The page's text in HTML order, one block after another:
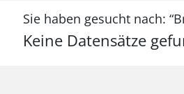
Sie haben gesucht nach:
Keine Datensätze